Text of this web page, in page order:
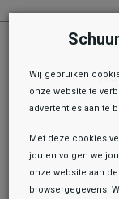
Wij gebruiken
onze website te
advertenties aan te
Met deze cookies
jou en volgen we
onze website aan
browsergegevens.